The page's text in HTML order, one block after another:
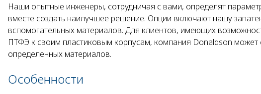
Наши опытные инженеры, сотрудничая с вами, определят
вместе создать наилучшее решение. Опции включают нашу
вспомогательных материалов. Для клиентов, имеющих
ПТФЭ к своим пластиковым корпусам, компания Donaldson
определенных материалов.
Особенности